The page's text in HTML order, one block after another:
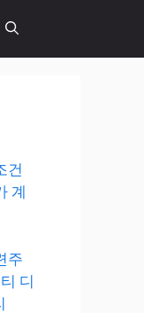
건
계
주
디